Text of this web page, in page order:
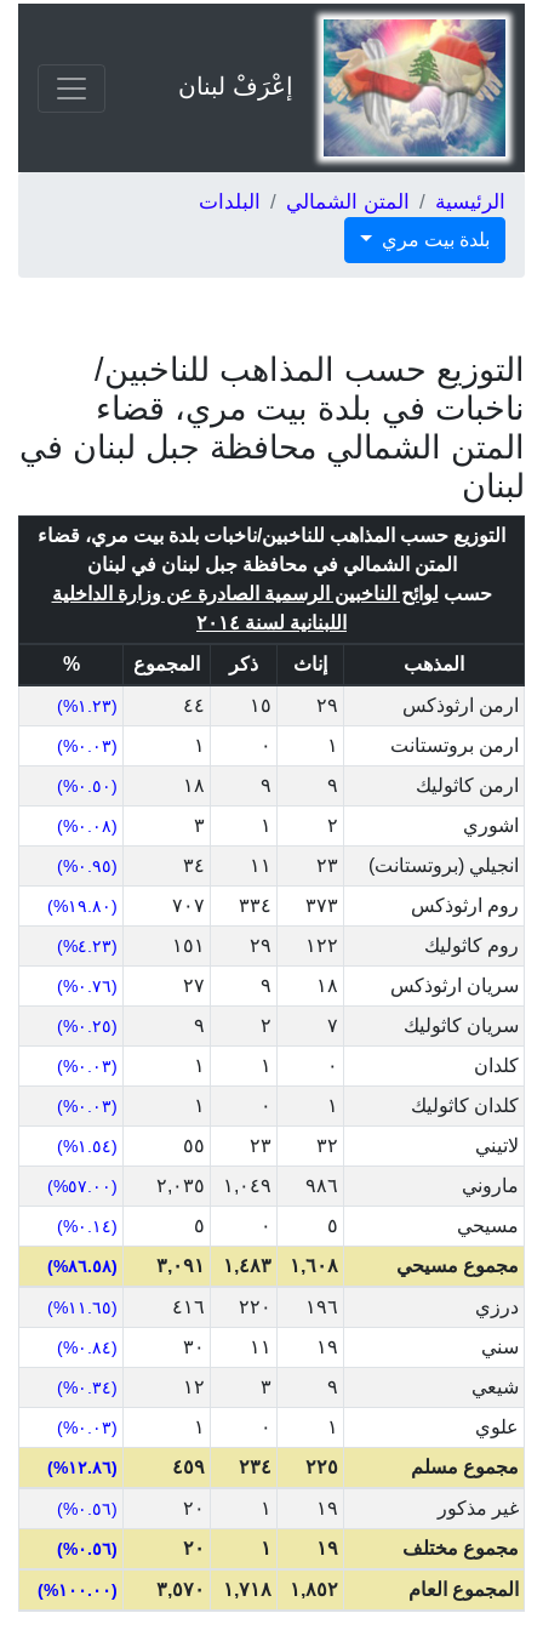
إعْرَفْ لبنان
الرئيسية المتن الشمالي البلدات
بلدة بيت مري
التوزيع حسب المذاهب للناخبين/
ناخبات في بلدة بيت مري، قضاء
المتن الشمالي محافظة جبل لبنان في
لبنان
التوزيع حسب المذاهب للناخبين/ناخبات بلدة بيت مري، قضاء
المتن الشمالي في محافظة جبل لبنان في لبنان
حسب لوائح الناخبين الرسمية الصادرة عن وزارة الداخلية
اللبنانية لسنة ٢٠١٤
المذهب
إناث ذكر المجموع
%
ارمن ارثوذكس
٢٩ ١٥ ٤٤ (١.٢٣%)
ارمن بروتستانت ١ ٠ ١ (٠.٠٣%)
ارمن كاثوليك ٩ ٩ ١٨ (٠.٥٠%)
اشوري ٢ ١ ٣ (٠.٠٨%)
انجيلي (بروتستانت) ٢٣ ١١ ٣٤ (٠.٩٥%)
روم ارثوذكس ٣٧٣ ٣٣٤ ٧٠٧ (١٩.٨٠%)
روم كاثوليك ١٢٢ ٢٩ ١٥١ (٤.٢٣%)
سريان ارثوذكس ١٨ ٩ ٢٧ (٠.٧٦%)
سريان كاثوليك ٧ ٢ ٩ (٠.٢٥%)
كلدان ٠ ١ ١ (٠.٠٣%)
كلدان كاثوليك ١ ٠ ١ (٠.٠٣%)
لاتيني ٣٢ ٢٣ ٥٥ (١.٥٤%)
ماروني ٩٨٦ ١,٠٤٩ ٢,٠٣٥ (٥٧.٠٠%)
مسيحي ٥ ٠ ٥ (٠.١٤%)
مجموع مسيحي ١,٦٠٨ ١,٤٨٣ ٣,٠٩١ (٨٦.٥٨%)
درزي ١٩٦ ٢٢٠ ٤١٦ (١١.٦٥%)
سني ١٩ ١١ ٣٠ (٠.٨٤%)
شيعي ٩ ٣ ١٢ (٠.٣٤%)
علوي ١ ٠ ١ (٠.٠٣%)
مجموع مسلم ٢٢٥ ٢٣٤ ٤٥٩ (١٢.٨٦%)
غير مذكور ١٩ ١ ٢٠ (٠.٥٦%)
مجموع مختلف ١٩ ١ ٢٠ (٠.٥٦%)
المجموع العام ١,٨٥٢ ١,٧١٨ ٣,٥٧٠ (١٠٠.٠٠%)